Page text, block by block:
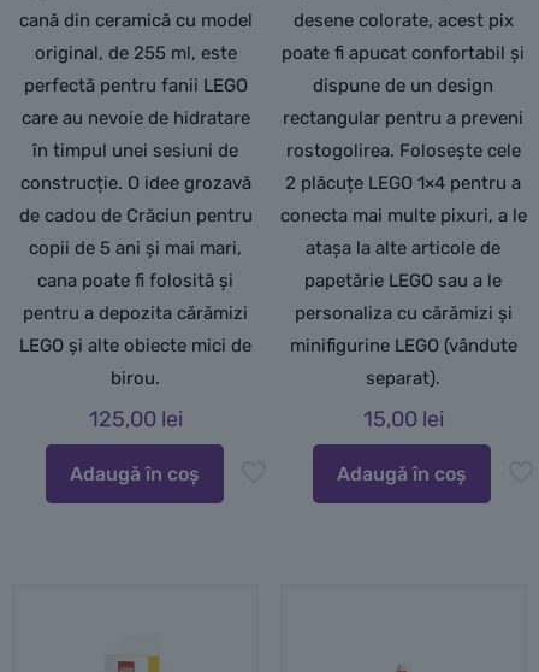
cană din ceramică cu model
original, de 255 ml, este
perfectă pentru fanii LEGO
care au nevoie de hidratare
în timpul unei sesiuni de
construcție. O idee grozavă
de cadou de Crăciun pentru
copii de 5 ani și mai mari,
cana poate fi folosită și
pentru a depozita cărămizi
LEGO și alte obiecte mici de
birou.
125,00 lei
Adaugă în coș
desene colorate, acest pix
poate fi apucat confortabil și
dispune de un design
rectangular pentru a preveni
rostogolirea. Folosește cele
2 plăcuțe LEGO 1×4 pentru a
conecta mai multe pixuri, a le
atașa la alte articole de
papetărie LEGO sau a le
personaliza cu cărămizi și
minifigurine LEGO (vândute
separat).
15,00 lei
Adaugă în coș